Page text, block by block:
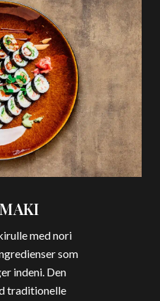
med nori
som
indeni. Den
traditionelle